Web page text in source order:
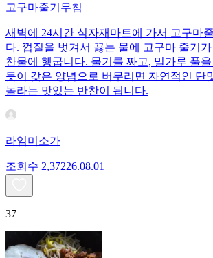
고구마줄기무침
새벽에 24시간 식자재마트에 가서 고구마
다. 껍질을 벗겨서 끓는 물에 고구마 줄기
찬물에 헹굽니다. 물기를 짜고, 밀가루 풀
듯이 갖은 양념으로 버무리면 자연적인 단
놀라는 맛있는 반찬이 됩니다.
라임미소가
조회수 2,37226.08.01
37